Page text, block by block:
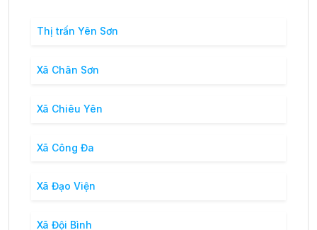
Thị trấn Yên Sơn
Xã Chân Sơn
Xã Chiêu Yên
Xã Công Đa
Xã Đạo Viện
Xã Đội Bình